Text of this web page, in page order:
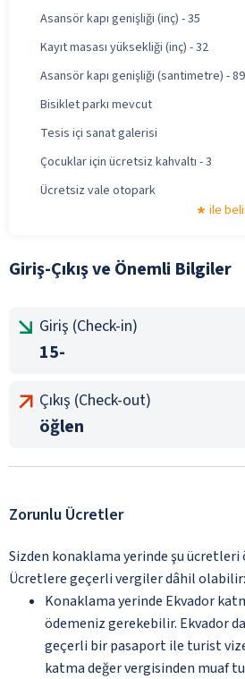
Asansör kapı genişliği (inç) - 35
Kayıt masası yüksekliği (inç) - 32
Asansör kapı genişliği (santimetre) - 89
Bisiklet parkı mevcut
Tesis içi sanat galerisi
Çocuklar için ücretsiz kahvaltı - 3
Ücretsiz vale otopark
ile
Giriş-Çıkış ve Önemli Bilgiler
Giriş (Check-in)
15-
Çıkış (Check-out)
öğlen
Zorunlu Ücretler
Sizden konaklama yerinde şu
Ücretlere geçerli vergiler dâhil olabilir:
Konaklama yerinde Ekvador
ödemeniz gerekebilir. Ekvador
geçerli bir pasaport ile turist
katma değer vergisinden muaf